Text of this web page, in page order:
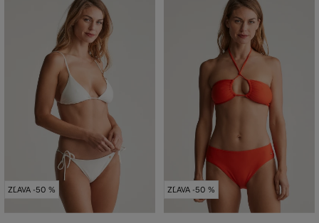
ZĽAVA -50 % ZĽAVA -50 %